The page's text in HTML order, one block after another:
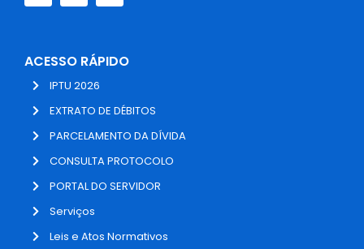
ACESSO RÁPIDO
IPTU 2026
EXTRATO DE DÉBITOS
PARCELAMENTO DA DÍVIDA
CONSULTA PROTOCOLO
PORTAL DO SERVIDOR
Serviços
Leis e Atos Normativos